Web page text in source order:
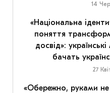
14
«Національна
поняття
досвід»:
бачать
27
«Обережно, руками не